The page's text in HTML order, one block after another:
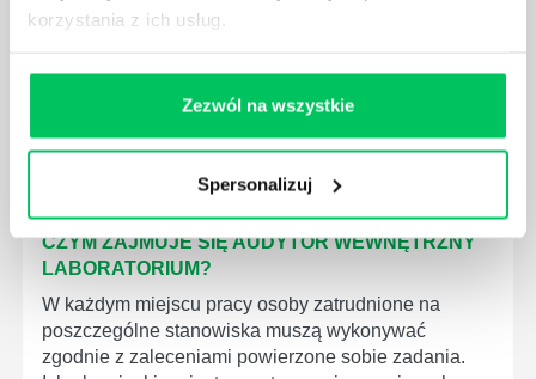
korzystania z ich usług.
Zezwól na wszystkie
Spersonalizuj
będą zobowiązane przestrzegać zasad, których
CZYM ZAJMUJE SIĘ AUDYTOR WEWNĘTRZNY
LABORATORIUM?
W każdym miejscu pracy osoby zatrudnione na
poszczególne stanowiska muszą wykonywać
zgodnie z zaleceniami powierzone sobie zadania.